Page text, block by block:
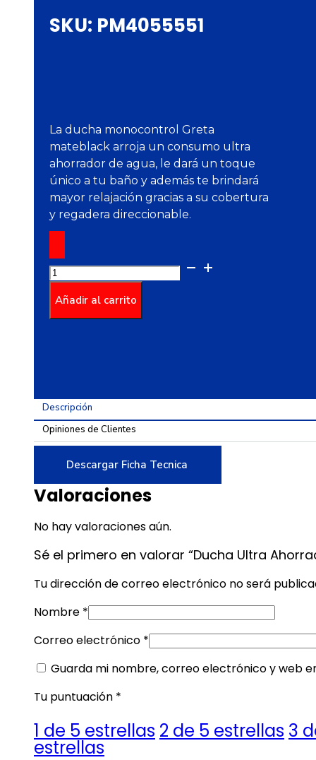
SKU: PM4055551
La ducha monocontrol Greta
mateblack arroja un consumo ultra
ahorrador de agua, le dará un toque
único a tu baño y además te brindará
mayor relajación gracias a su cobertura
y regadera direccionable.
Ducha
Ultra
Ahorradora
Monocontrol
cantidad
Añadir al carrito
Descripción
Opiniones de Clientes
Descargar Ficha Tecnica
Valoraciones
No hay valoraciones aún.
Sé el primero en valorar “Ducha Ultra
Tu dirección de correo electrónico no será
Nombre *
Correo electrónico *
Guarda mi nombre, correo electrónico y web
Tu puntuación *
1 de 5 estrellas 2 de 5 estrellas 3
estrellas